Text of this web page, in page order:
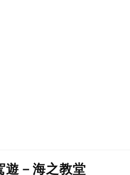
遊－海之教堂